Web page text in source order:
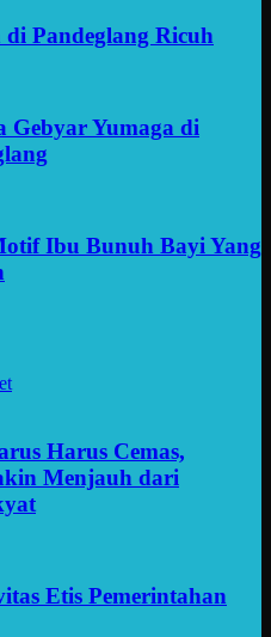
Pandeglang Ricuh
Gebyar Yumaga di
Ibu Bunuh Bayi Yang
Harus Cemas,
Menjauh dari
Etis Pemerintahan